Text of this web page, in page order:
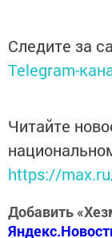
Следите за
Telegram-
Читайте
https://
Добавить